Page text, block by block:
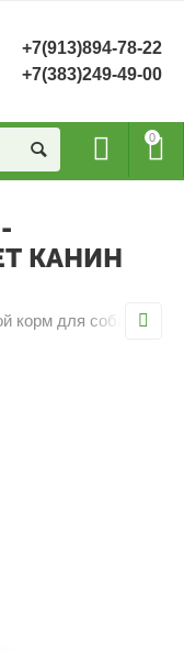
+7(913)894-78-22
+7(383)249-49-00
0
КАНИН
корм для собак